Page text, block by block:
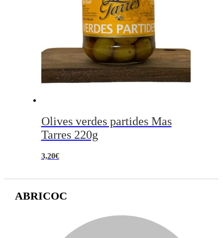
Olives verdes partides Mas
Tarres 220g
3,20€
ABRICOC